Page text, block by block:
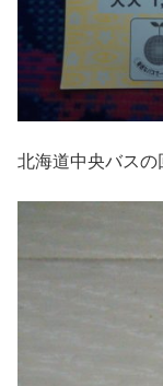
北海道中央バスの